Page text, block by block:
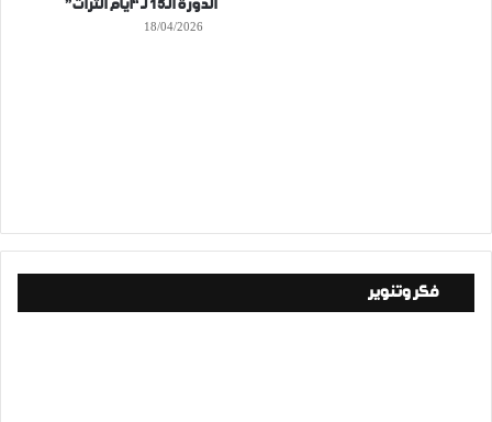
الدورة الـ15 لـ “أيام التراث”
18/04/2026
فكر وتنوير